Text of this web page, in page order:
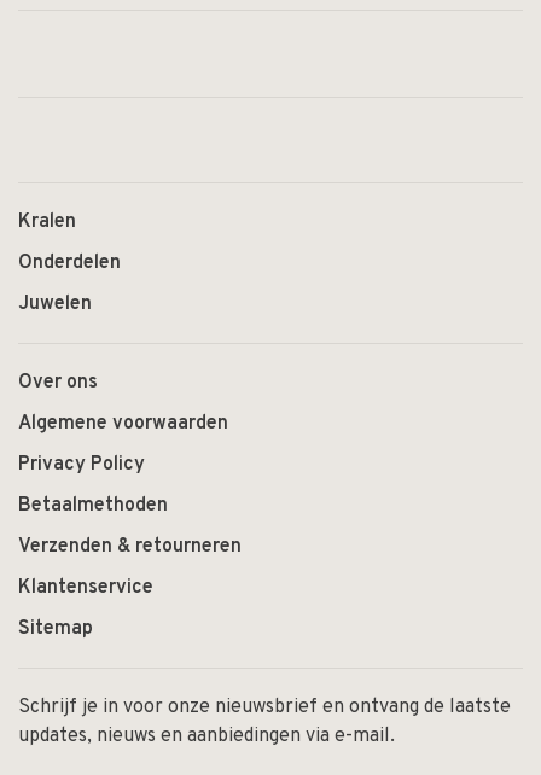
Kralen
Onderdelen
Juwelen
Over ons
Algemene voorwaarden
Privacy Policy
Betaalmethoden
Verzenden & retourneren
Klantenservice
Sitemap
Schrijf je in voor onze nieuwsbrief en ontvang de laatste
updates, nieuws en aanbiedingen via e-mail.